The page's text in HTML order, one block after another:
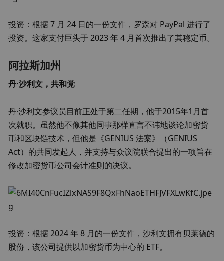
投资：根据 7 月 24 日的一份文件，罗森对 PayPal 进行了
投资。这家支付巨头于 2023 年 4 月首次推出了其稳定币。
阿拉斯加州
丹·沙利文，共和党
丹·沙利文参议员目前正处于第二任期，他于2015年1月首
次就职。虽然他不像其他同事那样直言不讳地谈论加密货
币和区块链技术，但他是《GENIUS 法案》（GENIUS
Act）的共同发起人，并支持与众议院联合提出的一项旨在
修改加密货币公司会计准则的决议。
投资：根据 2024 年 8 月的一份文件，沙利文拥有贝莱德的
股份，该公司提供以加密货币为中心的 ETF。